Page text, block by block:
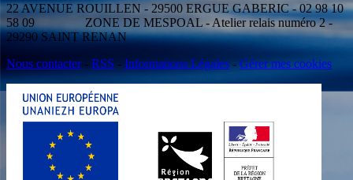
22 AVENUE ROUILLEN - 29500 ERGUE GABERIC - 02 98 10
58 09 ZONE DE MESPOAL - Atelier relais numéro 2 -
29290 SAINT RENAN
Nous contacter- RSS - Informations Légales -Gérer mes cookies